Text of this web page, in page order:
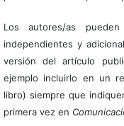
Los autores/as
independientes y
versión del artículo
ejemplo incluirlo en un
libro) siempre que
primera vez en